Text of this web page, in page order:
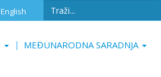
English
Search
MEĐUNARODNA SARADNJA